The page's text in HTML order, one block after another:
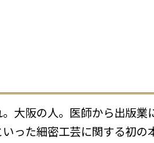
大阪の人。医師から出版
った細密工芸に関する初の